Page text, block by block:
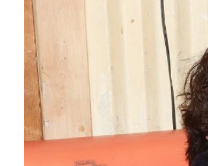
『かなしきデブ猫ちゃん』の作者、
神戸の夜景を見下ろす猫たち。『か
「地方紙と手を組んでいきたい」と